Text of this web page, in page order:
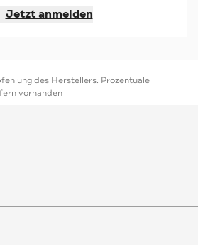
Jetzt anmelden
des Herstellers. Prozentuale
vorhanden